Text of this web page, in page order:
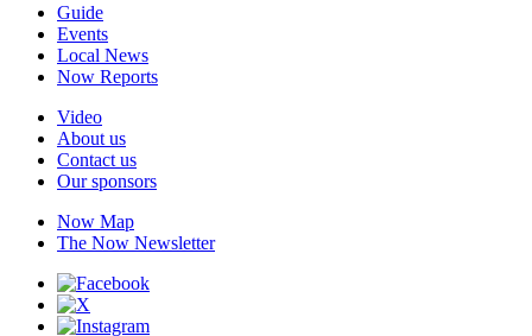
Guide
Events
Local News
Now Reports
Video
About us
Contact us
Our sponsors
Now Map
The Now Newsletter